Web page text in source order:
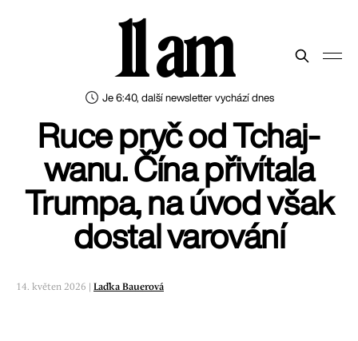
Je 6:40, další newsletter vychází dnes
11 am
Ruce pryč od Tchaj-
wanu. Čína přivítala
Trumpa, na úvod však
dostal varování
14. květen 2026 | Laďka Bauerová